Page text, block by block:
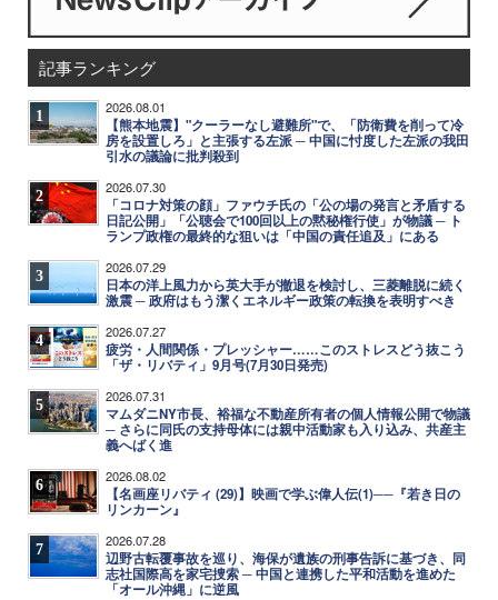
記事ランキング
1 2026.08.01
【熊本地震】"クーラーなし避難所"で、「防衛費を削って冷
房を設置しろ」と主張する左派 ─ 中国に忖度した左派の我田
引水の議論に批判殺到
2 2026.07.30
「コロナ対策の顔」ファウチ氏の「公の場の発言と矛盾する
日記公開」「公聴会で100回以上の黙秘権行使」が物議 ─ ト
ランプ政権の最終的な狙いは「中国の責任追及」にある
3 2026.07.29
日本の洋上風力から英大手が撤退を検討し、三菱離脱に続く
激震 ─ 政府はもう潔くエネルギー政策の転換を表明すべき
4 2026.07.27
疲労・人間関係・プレッシャー……このストレスどう抜こう
「ザ・リバティ」9月号(7月30日発売)
5 2026.07.31
マムダニNY市長、裕福な不動産所有者の個人情報公開で物議
─ さらに同氏の支持母体には親中活動家も入り込み、共産主
義へばく進
6 2026.08.02
【名画座リバティ (29)】映画で学ぶ偉人伝(1)──『若き日の
リンカーン』
7 2026.07.28
辺野古転覆事故を巡り、海保が遺族の刑事告訴に基づき、同
志社国際高を家宅捜索 ─ 中国と連携した平和活動を進めた
「オール沖縄」に逆風